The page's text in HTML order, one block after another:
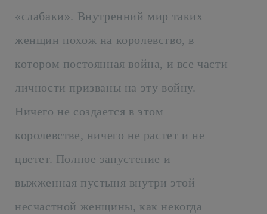
«слабаки». Внутренний мир таких
женщин похож на королевство, в
котором постоянная война, и все части
личности призваны на эту войну.
Ничего не создается в этом
королевстве, ничего не растет и не
цветет. Полное запустение и
выжженная пустыня внутри этой
несчастной женщины, как некогда